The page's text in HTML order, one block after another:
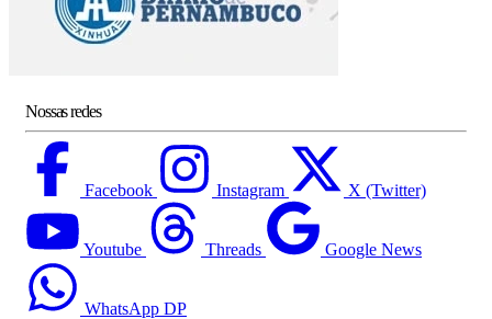
Nossas redes
Facebook Instagram X (Twitter)
Youtube Threads Google News
WhatsApp DP